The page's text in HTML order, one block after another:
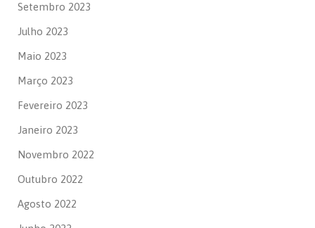
Setembro 2023
Julho 2023
Maio 2023
Março 2023
Fevereiro 2023
Janeiro 2023
Novembro 2022
Outubro 2022
Agosto 2022